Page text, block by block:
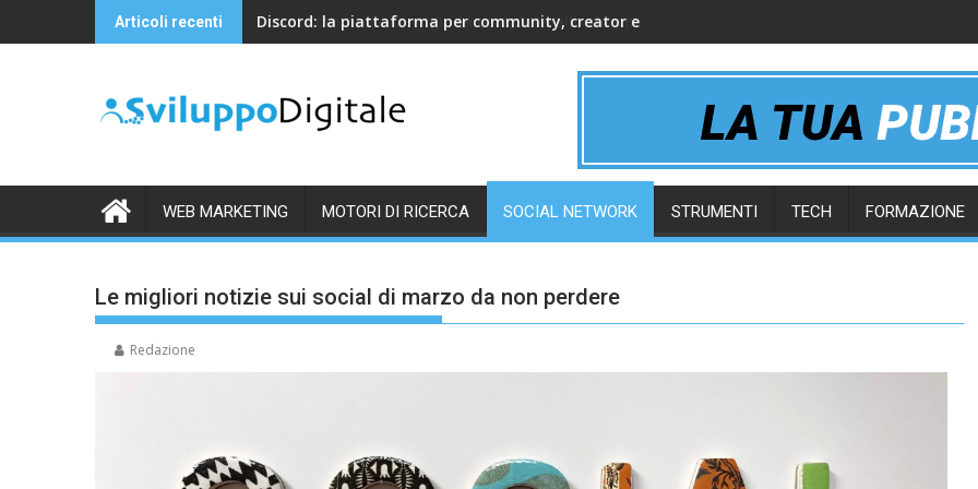
to
Articoli recenti Discord: la piattaforma per community, creator e gruppi online
WEB MARKETING MOTORI DI RICERCA SOCIAL NETWORK STRUMENTI TECH FORMAZIONE
Le migliori notizie sui social di marzo da non perdere
Redazione